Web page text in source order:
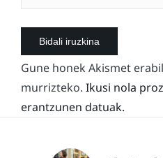
Gune honek Akismet
murrizteko. Ikusi nola
erantzunen datuak.